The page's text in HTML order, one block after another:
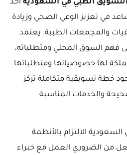
التسويق الطبي في السعودية أحد
في تعزيز الوعي الصحي وزيادة
والمجمعات الطبية. يعتمد
فهم السوق المحلي ومتطلباته،
لها خصوصياتها ومتطلباتها.
خطة تسويقية متكاملة تركز
والخدمات المناسبة
الالتزام بالأنظمة
من الضروري العمل مع خبراء